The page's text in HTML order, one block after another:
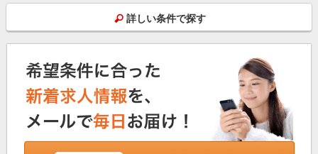
詳しい条件で探す